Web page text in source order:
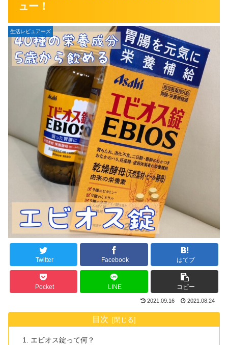
ュー！
生活レビュアーズ
Twitter Facebook はてブ
Pocket LINE コピー
2021.09.16 2021.08.24
目次
エビオス錠って何？